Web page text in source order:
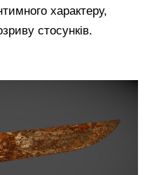
характеру,
стосунків.